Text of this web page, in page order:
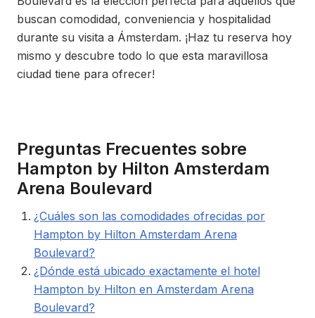
buscan comodidad, conveniencia y hospitalidad
durante su visita a Ámsterdam. ¡Haz tu reserva hoy
mismo y descubre todo lo que esta maravillosa
ciudad tiene para ofrecer!
Preguntas Frecuentes sobre
Hampton by Hilton Amsterdam
Arena Boulevard
¿Cuáles son las comodidades ofrecidas por
Hampton by Hilton Amsterdam Arena
Boulevard?
¿Dónde está ubicado exactamente el hotel
Hampton by Hilton en Amsterdam Arena
Boulevard?